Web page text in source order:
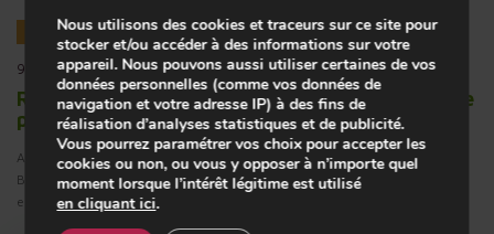
Achats Actualite
9 octobre 2019
Restalliance, la restauration collective engagée
pour le bien-être animal
A l’occasion de la Journée Mondiale des animaux et de la Journée du
Bien-être animal, le 4 octobre dernier, Restalliance réitère ses
engagements en faveur du bien-être animal
Play
Nous utilisons des cookies et traceurs sur ce site pour
stocker et/ou accéder à des informations sur votre
appareil. Nous pouvons aussi utiliser certaines de vos
données personnelles (comme vos données de
navigation et votre adresse IP) à des fins de
réalisation d’analyses statistiques et de publicité.
Vous pourrez paramétrer vos choix pour accepter les
cookies ou non, ou vous y opposer à n’importe quel
moment lorsque l’intérêt légitime est utilisé
en cliquant ici.